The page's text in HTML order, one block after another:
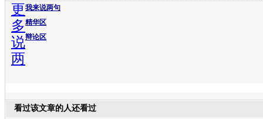
我来说两句
精华区
辩论区
更
多
说
两
看过该文章的人还看过